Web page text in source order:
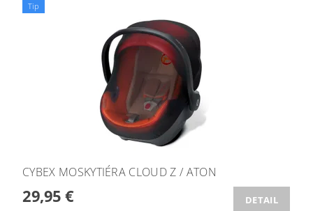
Tip
CYBEX MOSKYTIÉRA CLOUD Z / ATON
29,95 € DETAIL